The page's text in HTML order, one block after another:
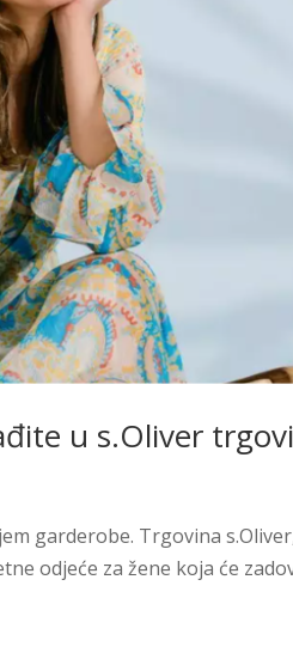
u s.Oliver
garderobe. Trgovina
odjeće za žene koja će